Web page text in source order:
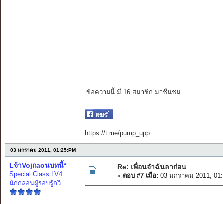
ข้อความนี้ มี 16 สมาชิก มาชื่นชม
https://t.me/pump_upp
03 มกราคม 2011, 01:25:PM
Lจ้าVojกaoนบทนี้*
Special Class LV4
นักกลอนผู้รอบรู้กวี
Re: เพื่อนจ๋าฉันลาก่อน
« ตอบ #7 เมื่อ: 03 มกราคม 2011,